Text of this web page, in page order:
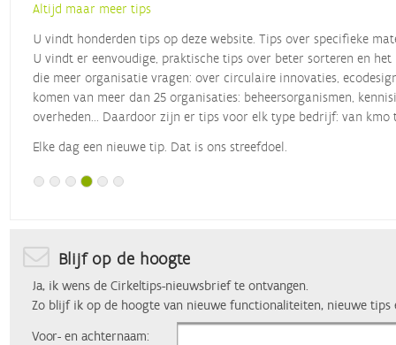
Altijd maar meer tips
U vindt honderden tips op deze website. Tips over specifieke
U vindt er eenvoudige, praktische tips over beter sorteren en
die meer organisatie vragen: over circulaire innovaties,
komen van meer dan 25 organisaties: beheersorganismen,
overheden... Daardoor zijn er tips voor elk type bedrijf: van
Elke dag een nieuwe tip. Dat is ons streefdoel.
Blijf op de hoogte
Ja, ik wens de Cirkeltips-nieuwsbrief te ontvangen.
Zo blijf ik op de hoogte van nieuwe functionaliteiten, nieuwe tips
Voor- en achternaam: